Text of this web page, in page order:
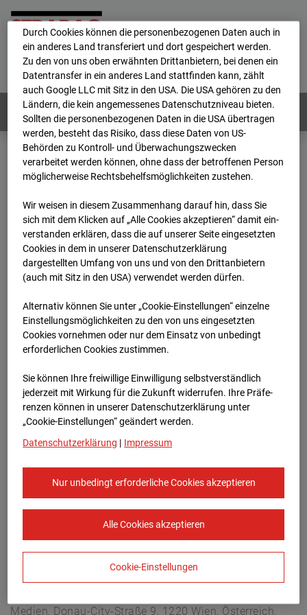
Home E-Mail Impressum
Login
Deutsch / English
Webcams: Alle Länder
Home
Deutschland
BC-162 - Strabag - BV-H3ö
Archiv
2025
10
03 18:20
BC-162 - Strabag - BV-
H3ö
Buchholzerstraße 102, 30655 Hannover
Zur Übersicht
Europe/Berlin
Medien, Donau-City-Straße 9, 1220 Wien, Österreich,
Durch Cookies können die personenbezogenen Daten auch in
ein anderes Land transferiert und dort gespeichert werden.
Zu den von uns oben erwähnten Drittanbietern, bei denen ein
Datentransfer in ein anderes Land stattfinden kann, zählt
auch Google LLC mit Sitz in den USA. Die USA gehören zu den
Ländern, die kein angemessenes Datenschutzniveau bieten.
Sollten die personenbezogenen Daten in die USA übertragen
werden, besteht das Risiko, dass diese Daten von US-
Behörden zu Kontroll- und Überwachungszwecken
verarbeitet werden können, ohne dass der betroffenen Person
möglicherweise Rechtsbehelfsmöglichkeiten zustehen.
Wir weisen in diesem Zusammenhang darauf hin, dass Sie
sich mit dem Klicken auf „Alle Cookies akzeptieren“ damit ein­
ver­standen erklären, dass die auf unserer Seite eingesetzten
Cookies in dem in unserer Datenschutzerklärung
dargestellten Umfang von uns und von den Drittanbietern
(auch mit Sitz in den USA) verwendet werden dürfen.
Alternativ können Sie unter „Cookie-Einstellungen“ einzelne
Einstellungsmöglichkeiten zu den von uns eingesetzten
Cookies vornehmen oder nur dem Einsatz von unbedingt
erforderlichen Cookies zustimmen.
Sie können Ihre freiwillige Einwilligung selbstverständlich
jederzeit mit Wirkung für die Zukunft widerrufen. Ihre Prä­fe­
renzen können in unserer Datenschutzerklärung unter
„Cookie-Einstellungen“ geändert werden.
Datenschutzerklärung | Impressum
Nur unbedingt erforderliche Cookies akzeptieren
Alle Cookies akzeptieren
Cookie-Einstellungen